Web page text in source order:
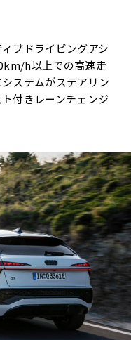
ブドライビングアシ
h以上での高速走
ステムがステアリン
付きレーンチェンジ